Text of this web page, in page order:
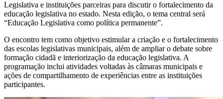
Legislativa e instituições parceiras para discutir o fortalecimento da
educação legislativa no estado. Nesta edição, o tema central será
“Educação Legislativa como política permanente”.
O encontro tem como objetivo estimular a criação e o fortalecimento
das escolas legislativas municipais, além de ampliar o debate sobre
formação cidadã e interiorização da educação legislativa. A
programação inclui atividades voltadas às câmaras municipais e
ações de compartilhamento de experiências entre as instituições
participantes.